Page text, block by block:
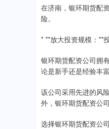
在济南，银环期货配
险。
* **放大投资规模：**
银环期货配资公司拥
论是新手还是经验丰
该公司采用先进的风
外，银环期货配资公
选择银环期货配资公